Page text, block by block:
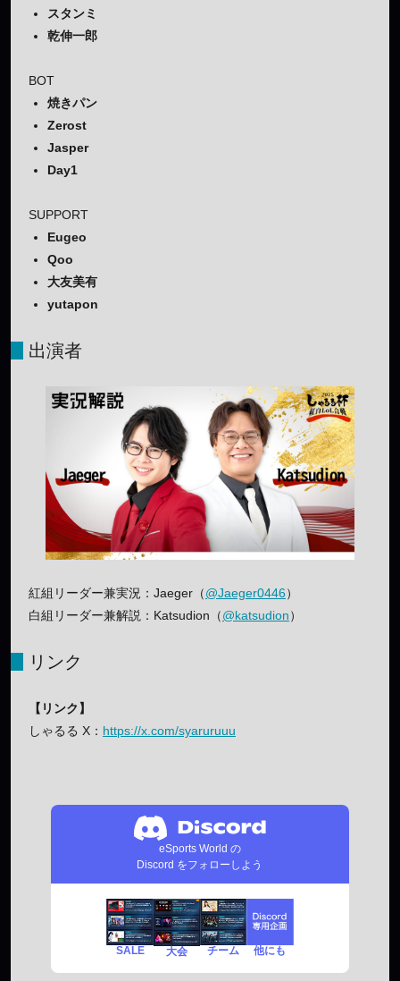
スタンミ
乾伸一郎
BOT
焼きパン
Zerost
Jasper
Day1
SUPPORT
Eugeo
Qoo
大友美有
yutapon
出演者
紅組リーダー兼実況：Jaeger（@Jaeger0446）
白組リーダー兼解説：Katsudion（@katsudion）
リンク
【リンク】
しゃるる X： https://x.com/syaruruuu
eSports World の
Discord をフォローしよう
SALE 大会 チーム 他にも